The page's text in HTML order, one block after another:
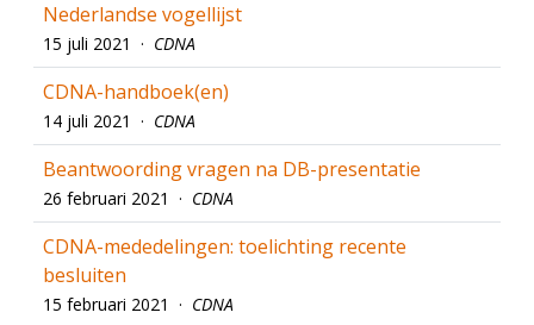
Nederlandse vogellijst
15 juli 2021 · CDNA
CDNA-handboek(en)
14 juli 2021 · CDNA
Beantwoording vragen na DB-presentatie
26 februari 2021 · CDNA
CDNA-mededelingen: toelichting recente
besluiten
15 februari 2021 · CDNA